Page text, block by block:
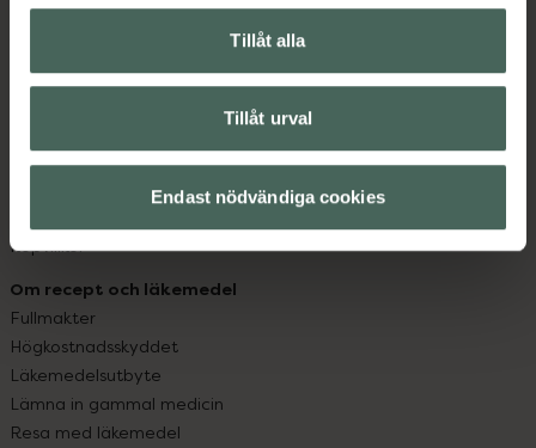
Tillåt alla
Tillåt urval
Endast nödvändiga cookies
Kontakta oss
Hitta apotek
Leverans, betalning och retur
Sajtens tillgänglighet
Köpvillkor
Om recept och läkemedel
Fullmakter
Högkostnadsskyddet
Läkemedelsutbyte
Lämna in gammal medicin
Resa med läkemedel